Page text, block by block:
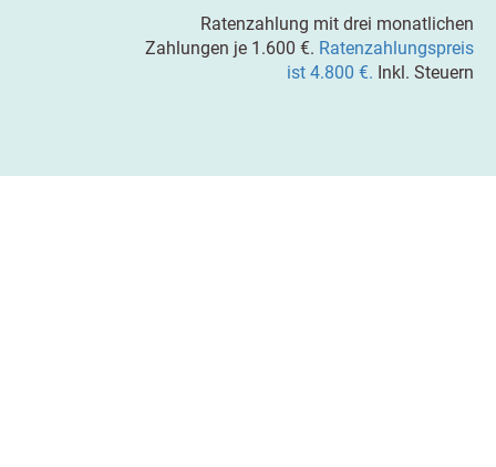
Ratenzahlung mit drei monatlichen
Zahlungen je 1.600 €. Ratenzahlungspreis
ist 4.800 €. Inkl. Steuern